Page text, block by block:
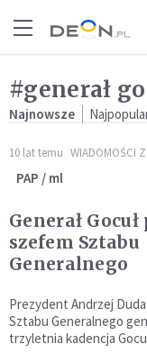
#generał
Najnowsze
10 lat temu WIADOMOŚCI
PAP / ml
Generał
szefem Sztabu
Generalnego
Prezydent Andrzej
Sztabu Generalnego
trzyletnia kadencja